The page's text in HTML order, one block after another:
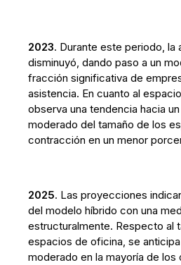
2023. Durante este periodo, la
disminuyó, dando paso a un
fracción significativa de
asistencia. En cuanto al
observa una tendencia hacia
moderado del tamaño de los
contracción en un menor
2025. Las proyecciones
del modelo híbrido con una
estructuralmente. Respecto al
espacios de oficina, se
moderado en la mayoría de los